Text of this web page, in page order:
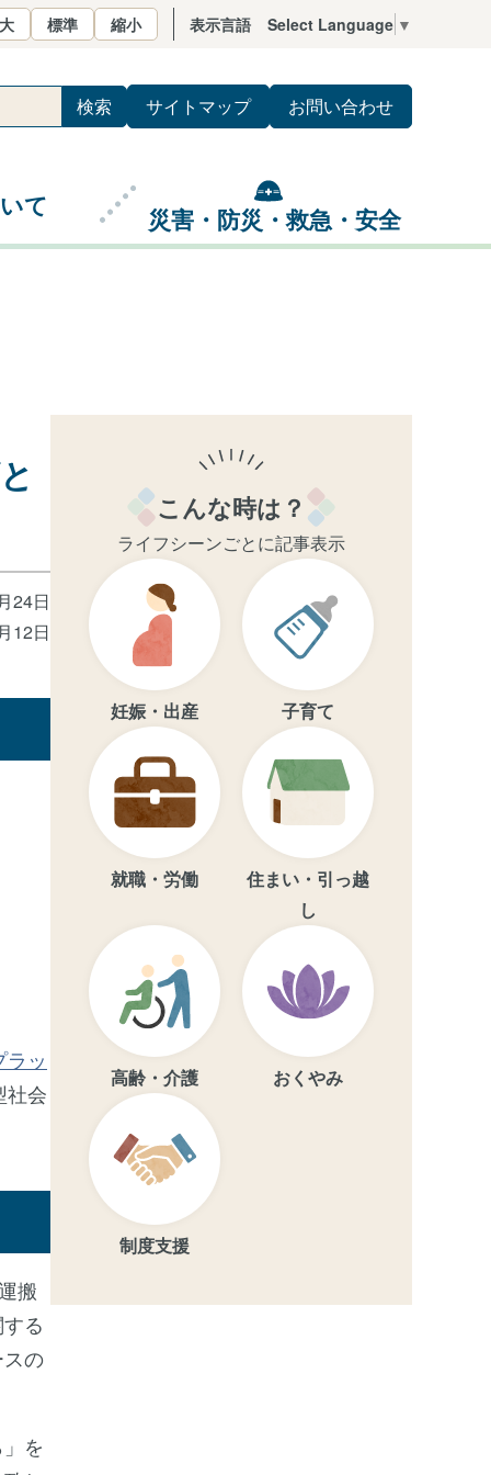
サイトマップ お問い合わせ
て 災害・防災・救急・安全
標準 縮小 表示言語 Select Language ▼
24日
12日
ラッ
社会
搬
る
の
を
こんな時は？
ライフシーンごとに記事表示
妊娠・出産 子育て
就職・労働
住まい・引っ越
し
高齢・介護 おくやみ
制度支援